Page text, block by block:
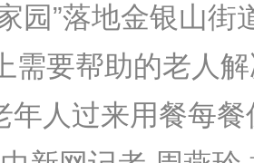
园”落地金银山街
需要帮助的老人
年人过来用餐每餐